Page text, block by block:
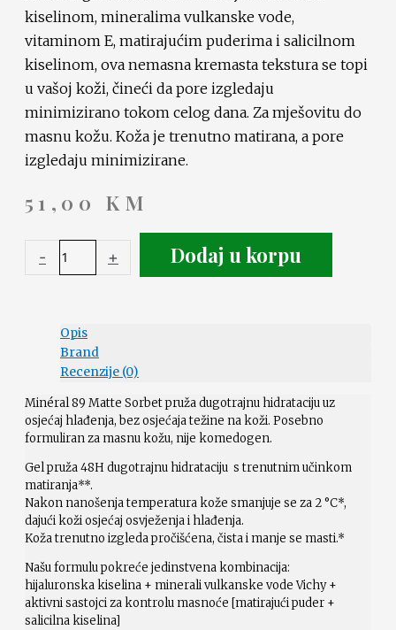
kiselinom, mineralima vulkanske vode,
vitaminom E, matirajućim puderima i salicilnom
kiselinom, ova nemasna kremasta tekstura se topi
u vašoj koži, čineći da pore izgledaju
minimizirano tokom celog dana. Za mješovitu do
masnu kožu. Koža je trenutno matirana, a pore
izgledaju minimizirane.
51,00 KM
- + Dodaj u korpu
Opis
Brand
Recenzije (0)
Minéral 89 Matte Sorbet pruža dugotrajnu hidrataciju uz
osjećaj hlađenja, bez osjećaja težine na koži. Posebno
formuliran za masnu kožu, nije komedogen.
Gel pruža 48H dugotrajnu hidrataciju s trenutnim učinkom
matiranja**.
Nakon nanošenja temperatura kože smanjuje se za 2 °C*,
dajući koži osjećaj osvježenja i hlađenja.
Koža trenutno izgleda pročišćena, čista i manje se masti.*
Našu formulu pokreće jedinstvena kombinacija:
hijaluronska kiselina + minerali vulkanske vode Vichy +
aktivni sastojci za kontrolu masnoće [matirajući puder +
salicilna kiselina]